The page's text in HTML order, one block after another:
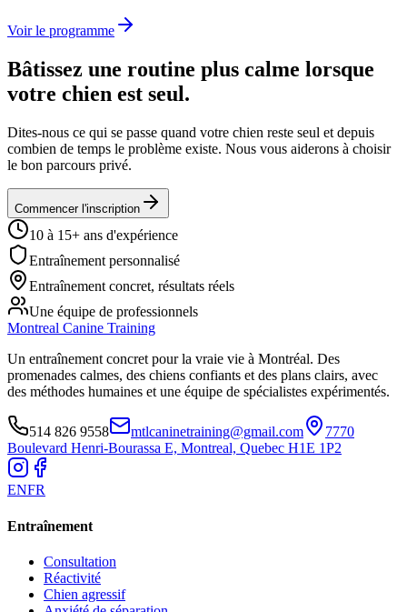
Voir le programme
Bâtissez une routine plus calme lorsque
votre chien est seul.
Dites-nous ce qui se passe quand votre chien reste seul et depuis
combien de temps le problème existe. Nous vous aiderons à choisir
le bon parcours privé.
Commencer l'inscription
10 à 15+ ans d'expérience
Entraînement personnalisé
Entraînement concret, résultats réels
Une équipe de professionnels
Montreal Canine Training
Un entraînement concret pour la vraie vie à Montréal. Des
promenades calmes, des chiens confiants et des plans clairs, avec
des méthodes humaines et une équipe de spécialistes expérimentés.
514 826 9558 mtlcaninetraining@gmail.com
7770
Boulevard Henri-Bourassa E, Montreal, Quebec H1E 1P2
ENFR
Entraînement
Consultation
Réactivité
Chien agressif